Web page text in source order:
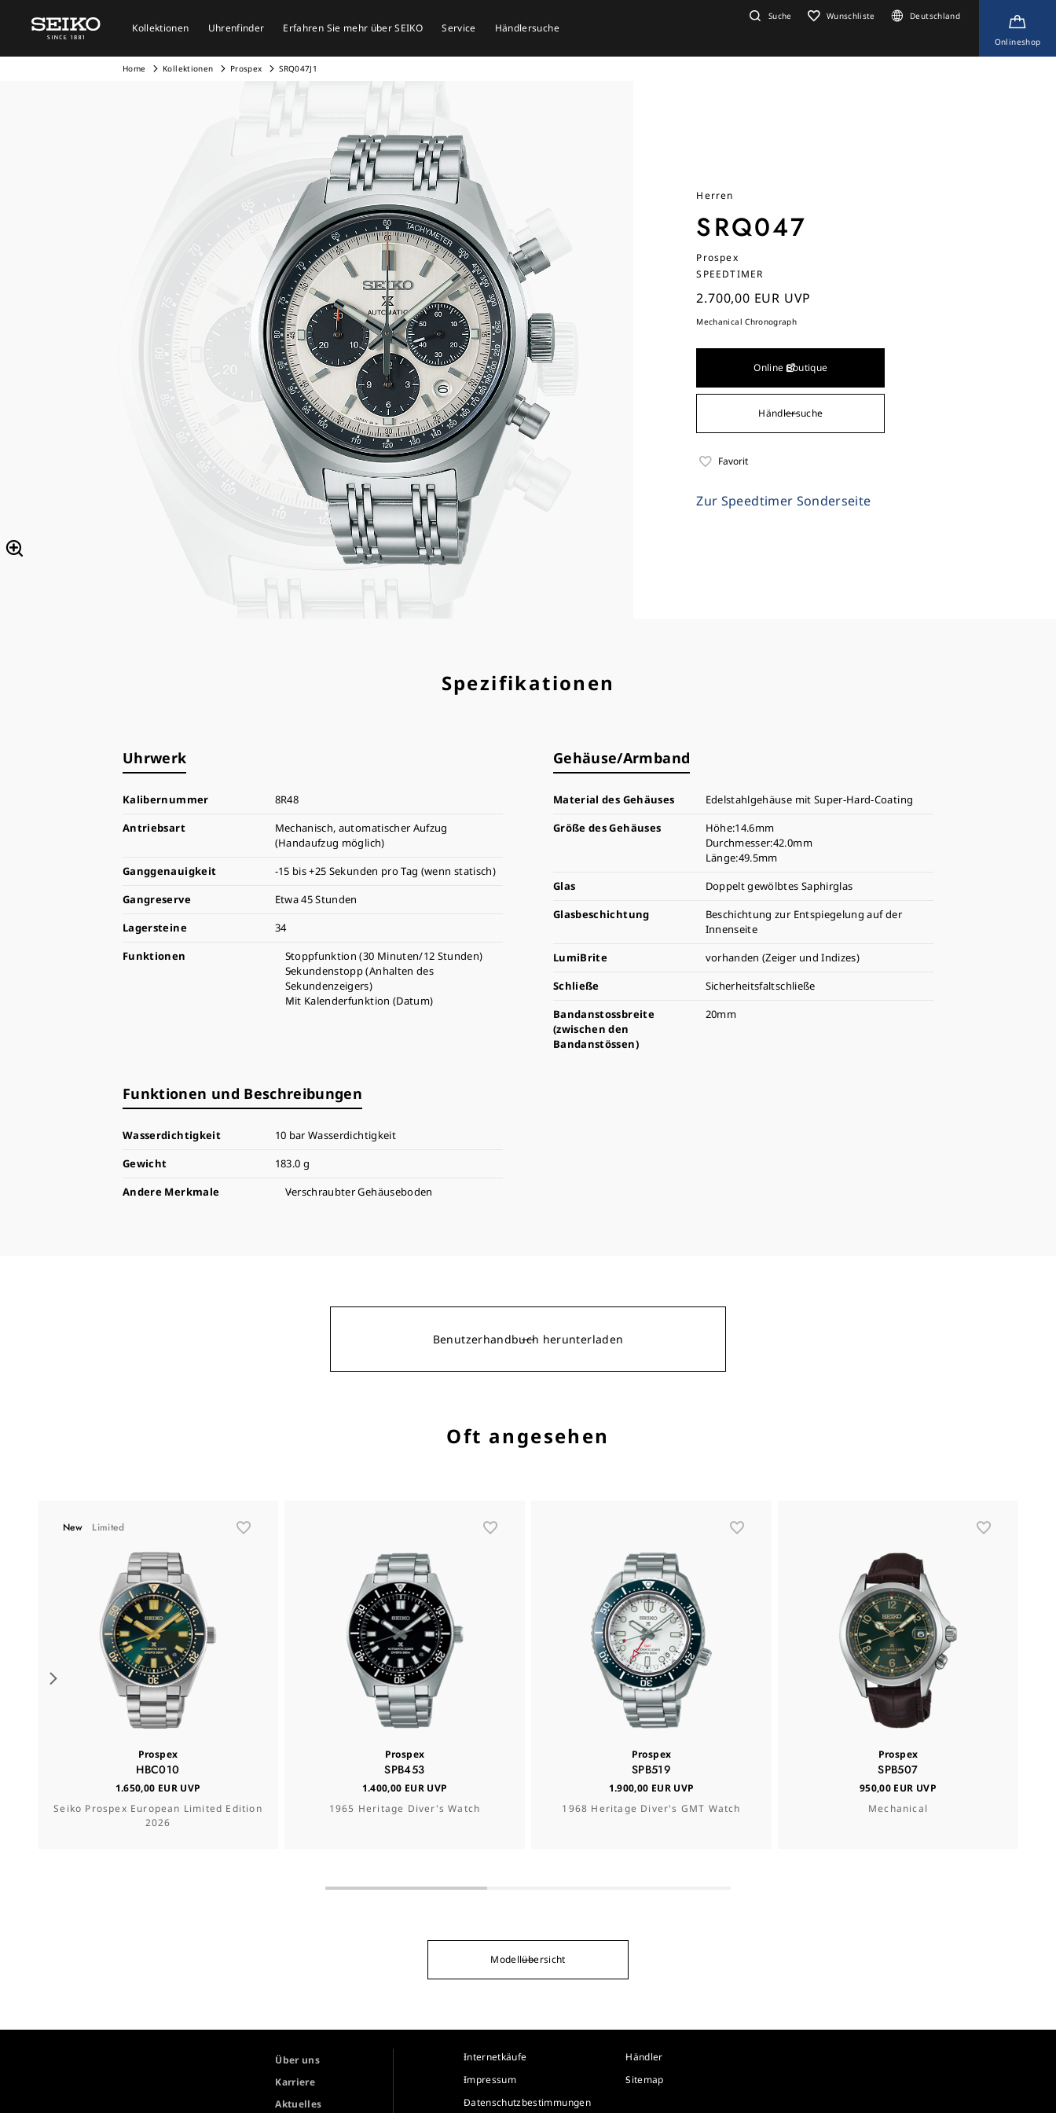
Kollektionen Uhrenfinder Erfahren Sie mehr über SEIKO Service Händlersuche
Suche Wunschliste Deutschland
Onlineshop
Home Kollektionen Prospex SRQ047J1
Herren
SRQ047
Prospex
SPEEDTIMER
2.700,00 EUR UVP
Mechanical Chronograph
Online Boutique
Händlersuche
Favorit
Zur Speedtimer Sonderseite
Spezifikationen
Uhrwerk
Kalibernummer
8R48
Antriebsart
Mechanisch, automatischer Aufzug
(Handaufzug möglich)
Ganggenauigkeit
-15 bis +25 Sekunden pro Tag (wenn statisch)
Gangreserve
Etwa 45 Stunden
Lagersteine
34
Funktionen
Stoppfunktion (30 Minuten/12 Stunden)
Sekundenstopp (Anhalten des
Sekundenzeigers)
Mit Kalenderfunktion (Datum)
Gehäuse/Armband
Material des Gehäuses
Edelstahlgehäuse mit Super-Hard-Coating
Größe des Gehäuses
Höhe:14.6mm
Durchmesser:42.0mm
Länge:49.5mm
Glas
Doppelt gewölbtes Saphirglas
Glasbeschichtung
Beschichtung zur Entspiegelung auf der
Innenseite
LumiBrite
vorhanden (Zeiger und Indizes)
Schließe
Sicherheitsfaltschließe
Bandanstossbreite
(zwischen den
Bandanstössen)
20mm
Funktionen und Beschreibungen
Wasserdichtigkeit
10 bar Wasserdichtigkeit
Gewicht
183.0 g
Andere Merkmale
Verschraubter Gehäuseboden
Benutzerhandbuch herunterladen
Oft angesehen
New Limited
Prospex
HBC010
1.650,00 EUR UVP
Seiko Prospex European Limited Edition
2026
Prospex
SPB453
1.400,00 EUR UVP
1965 Heritage Diver's Watch
Prospex
SPB519
1.900,00 EUR UVP
1968 Heritage Diver's GMT Watch
Prospex
SPB507
950,00 EUR UVP
Mechanical
Modellübersicht
Über uns
Karriere
Aktuelles
Internetkäufe
Impressum
Datenschutzbestimmungen
Händler
Sitemap